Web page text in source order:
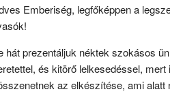
Emberiség, legfőképpen a
hát prezentáljuk néktek szokásos
és kitörő lelkesedéssel,
az elkészítése, ami